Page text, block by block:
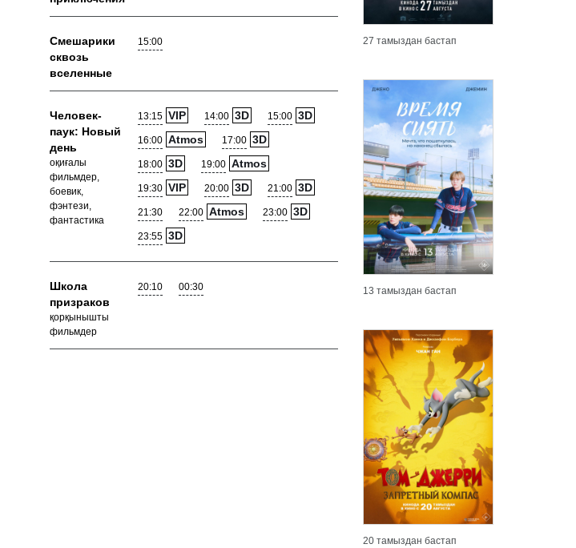
Смешарики
сквозь
вселенные
15:00
Человек-
паук: Новый
день
оқиғалы
фильмдер,
боевик,
фэнтези,
фантастика
13:15 VIP 14:00 3D 15:00 3D
16:00 Atmos 17:00 3D
18:00 3D 19:00 Atmos
19:30 VIP 20:00 3D 21:00 3D
21:30 22:00 Atmos 23:00 3D
23:55 3D
Школа
призраков
қорқынышты
фильмдер
20:10 00:30
27 тамыздан бастап
13 тамыздан бастап
20 тамыздан бастап